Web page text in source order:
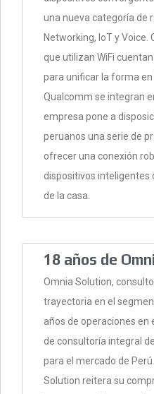
una nueva categoría de
Networking, IoT y Voice.
que utilizan WiFi
para unificar la forma
Qualcomm se integran
empresa pone a
peruanos una serie de
ofrecer una conexión
dispositivos inteligentes
de la casa.
18 años de
Omnia Solution,
trayectoria en el
años de operaciones en
de consultoría integral
para el mercado de
Solution reitera su